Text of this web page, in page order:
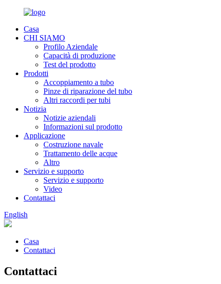
Casa
CHI SIAMO
Profilo Aziendale
Capacità di produzione
Test del prodotto
Prodotti
Accoppiamento a tubo
Pinze di riparazione del tubo
Altri raccordi per tubi
Notizia
Notizie aziendali
Informazioni sul prodotto
Applicazione
Costruzione navale
Trattamento delle acque
Altro
Servizio e supporto
Servizio e supporto
Video
Contattaci
English
Casa
Contattaci
Contattaci